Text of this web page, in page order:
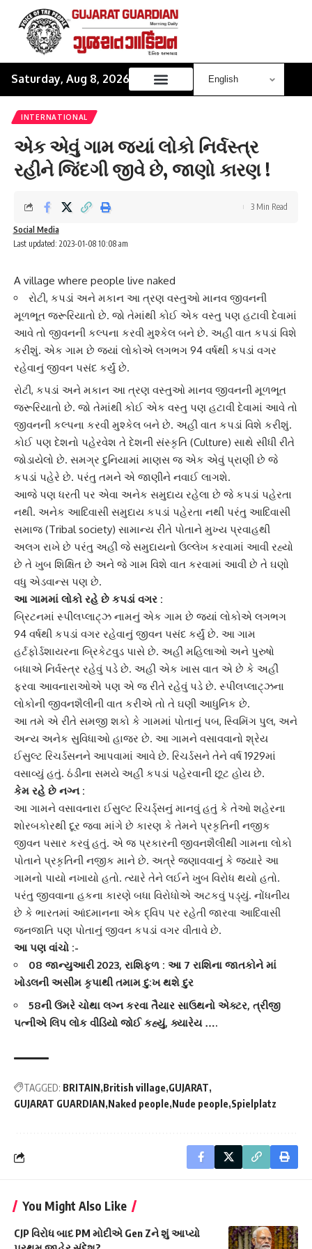
Saturday, Aug 8, 2026
INTERNATIONAL
એક એવું ગામ જ્યાં લોકો નિર્વસ્ત્ર
રહીને જિંદગી જીવે છે, જાણો કારણ !
Last updated: 2023-01-08 10:08 am
Social Media
3 Min Read
A village where people live naked
રોટી, કપડાં અને મકાન આ ત્રણ વસ્તુઓ માનવ જીવનની
મૂળભૂત જરૂરિયાતો છે. જો તેમાંથી કોઈ એક વસ્તુ પણ હટાવી દેવામાં
આવે તો જીવનની કલ્પના કરવી મુશ્કેલ બને છે. અહીં વાત કપડાં વિશે
કરીશું. એક ગામ છે જ્યાં લોકોએ લગભગ 94 વર્ષથી કપડાં વગર
રહેવાનું જીવન પસંદ કર્યું છે.
રોટી, કપડાં અને મકાન આ ત્રણ વસ્તુઓ માનવ જીવનની મૂળભૂત
જરૂરિયાતો છે. જો તેમાંથી કોઈ એક વસ્તુ પણ હટાવી દેવામાં આવે તો
જીવનની કલ્પના કરવી મુશ્કેલ બને છે. અહીં વાત કપડાં વિશે કરીશું.
કોઈ પણ દેશનો પહેરવેશ તે દેશની સંસ્કૃતિ (Culture) સાથે સીધી રીતે
જોડાયેલો છે. સમગ્ર દુનિયામાં માણસ જ એક એવું પ્રાણી છે જે
કપડાં પહેરે છે. પરંતુ તમને એ જાણીને નવાઈ લાગશે.
આજે પણ ધરતી પર એવા અનેક સમુદાય રહેલા છે જે કપડાં પહેરતા
નથી. અનેક આદિવાસી સમુદાય કપડાં પહેરતા નથી પરંતુ આદિવાસી
સમાજ (Tribal society) સામાન્ય રીતે પોતાને મુખ્ય પ્રવાહથી
અલગ રાખે છે પરંતુ અહીં જે સમુદાયનો ઉલ્લેખ કરવામાં આવી રહ્યો
છે તે ખુબ શિક્ષિત છે અને જે ગામ વિશે વાત કરવામાં આવી છે તે ઘણો
વધુ એડવાન્સ પણ છે.
આ ગામમાં લોકો રહે છે કપડાં વગર :
બ્રિટનમાં સ્પીલપ્લાટ્ઝ નામનું એક ગામ છે જ્યાં લોકોએ લગભગ
94 વર્ષથી કપડાં વગર રહેવાનું જીવન પસંદ કર્યું છે. આ ગામ
હર્ટફોર્ડશાયરના બ્રિકેટવુડ પાસે છે. અહીં મહિલાઓ અને પુરુષો
બધાએ નિર્વસ્ત્ર રહેવું પડે છે. અહીં એક ખાસ વાત એ છે કે અહીં
ફરવા આવનારાઓએ પણ એ જ રીતે રહેવું પડે છે. સ્પીલપ્લાટ્ઝના
લોકોની જીવનશૈલીની વાત કરીએ તો તે ઘણી આધુનિક છે.
આ તમે એ રીતે સમજી શકો કે ગામમાં પોતાનું પબ, સ્વિમિંગ પુલ, અને
અન્ય અનેક સુવિધાઓ હાજર છે. આ ગામને વસાવવાનો શ્રેય
ઈસુલ્ટ રિચર્ડસનને આપવામાં આવે છે. રિચર્ડસને તેને વર્ષ 1929માં
વસાવ્યું હતું. ઠંડીના સમયે અહીં કપડાં પહેરવાની છૂટ હોય છે.
કેમ રહે છે નગ્ન :
આ ગામને વસાવનારા ઈસુલ્ટ રિચર્ડ્સનું માનવું હતું કે તેઓ શહેરના
શોરબકોરથી દૂર જવા માંગે છે કારણ કે તેમને પ્રકૃતિની નજીક
જીવન પસાર કરવું હતું. એ જ પ્રકારની જીવનશૈલીથી ગામના લોકો
પોતાને પ્રકૃતિની નજીક માને છે. અત્રે જણાવવાનું કે જ્યારે આ
ગામનો પાયો નખાયો હતો. ત્યારે તેને લઈને ખુબ વિરોધ થયો હતો.
પરંતુ જીવવાના હકના કારણે બધા વિરોધોએ અટકવું પડ્યું. નોંધનીય
છે કે ભારતમાં આંદમાનના એક દ્વિપ પર રહેતી જારવા આદિવાસી
જનજાતિ પણ પોતાનું જીવન કપડાં વગર વીતાવે છે.
આ પણ વાંચો :-
08 જાન્યુઆરી 2023, રાશિફળ : આ 7 રાશિના જાતકોને માં
ખોડલની અસીમ કૃપાથી તમામ દુ:ખ થશે દુર
58ની ઉંમરે ચોથા લગ્ન કરવા તૈયાર સાઉથનો એક્ટર, ત્રીજી
પત્નીએ લિપ લોક વીડિયો જોઈ કહ્યું, ક્યારેય ….
TAGGED: BRITAIN British village GUJARAT
GUJARAT GUARDIAN Naked people Nude people Spielplatz
You Might Also Like
CJP વિરોધ બાદ PM મોદીએ Gen Zને શું આપ્યો